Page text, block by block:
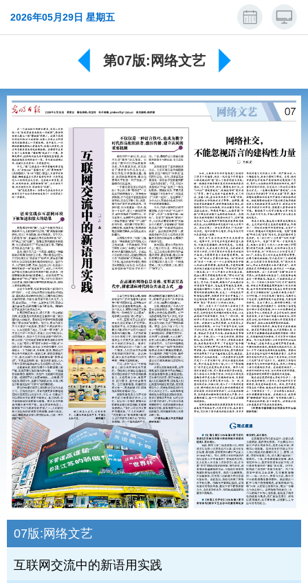
2026年05月29日 星期五
第07版:网络文艺
07版: 网络文艺
互联网交流中的新语用实践